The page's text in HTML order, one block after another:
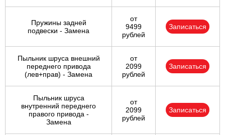
Пружины задней
подвески - Замена
от
9499
рублей
Записаться
Пыльник шруса внешний
переднего привода
(лев+прав) - Замена
от
2099
рублей
Записаться
Пыльник шруса
внутренний переднего
правого привода -
Замена
от
2099
рублей
Записаться